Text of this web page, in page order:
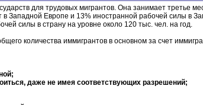
для трудовых мигрантов. Она занимает третье
Западной Европе и 13% иностранной рабочей силы в
силы в страну на уровне около 120 тыс. чел. на год.
количества иммигрантов в основном за счет
даже не имея соответствующих разрешений;